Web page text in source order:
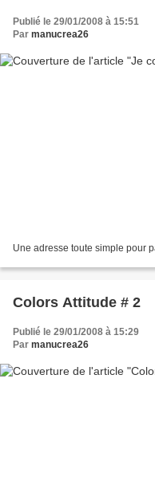
Publié le 29/01/2008 à 15:51
Par manucrea26
Une adresse toute simple pour
Colors Attitude # 2
Publié le 29/01/2008 à 15:29
Par manucrea26